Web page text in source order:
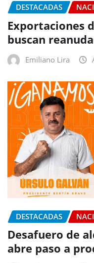
DESTACADAS
Exportaciones
buscan
Emiliano Lira
DESTACADAS
Desafuero de
abre paso a